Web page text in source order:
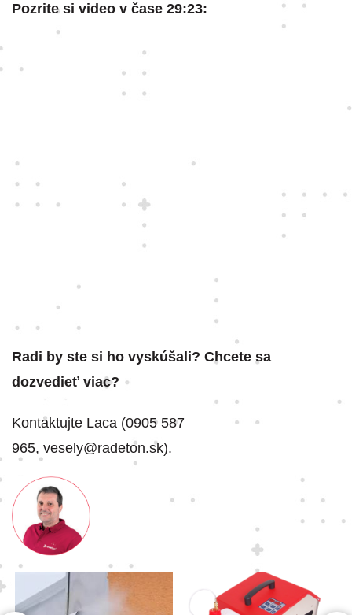
Pozrite si video v čase 29:23:
Radi by ste si ho vyskúšali? Chcete sa
dozvedieť viac?
Kontaktujte Laca (0905 587
965, vesely@radeton.sk).